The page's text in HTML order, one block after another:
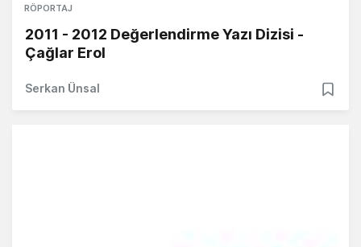
RÖPORTAJ
2011 - 2012 Değerlendirme Yazı Dizisi -
Çağlar Erol
Serkan Ünsal